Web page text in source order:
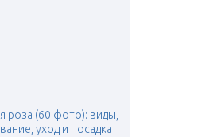
роза (60 фото): виды,
уход и посадка